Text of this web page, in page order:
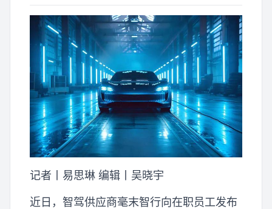
记者丨易思琳 编辑丨吴晓宇
近日，智驾供应商毫末智行向在职员工发布